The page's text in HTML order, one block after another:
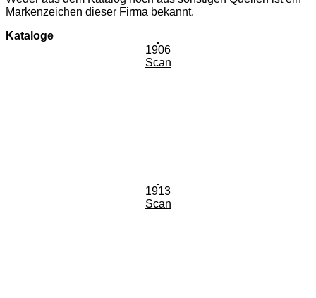
Markenzeichen dieser Firma bekannt.
Kataloge
1906
Scan
1913
Scan